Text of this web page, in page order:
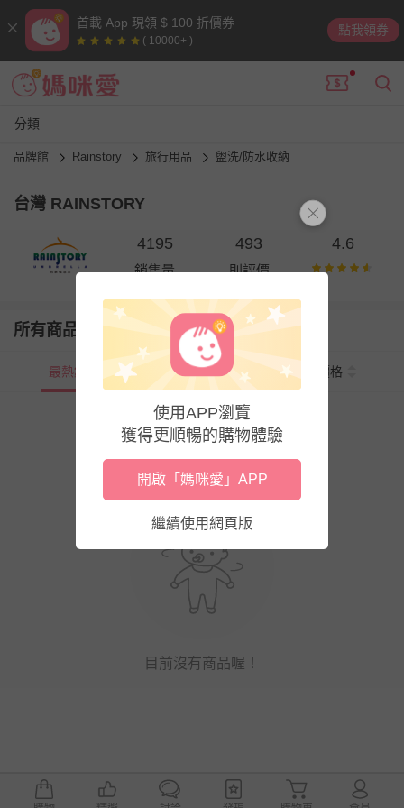
首載 App 現領 $ 100 折價券
( 10000+ )
點我領券
分類
品牌館 Rainstory 旅行用品 盥洗/防水收納
台灣 RAINSTORY
4195
銷售量
493
則評價
4.6
所有商品
最熱銷 新上市 價格
目前沒有商品喔！
使用APP瀏覽
獲得更順暢的購物體驗
開啟「媽咪愛」APP
繼續使用網頁版